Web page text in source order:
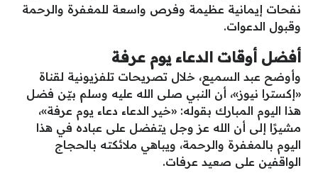
نفحات إيمانية عظيمة وفرص واسعة للمغفرة والرحمة
وقبول الدعوات.
أفضل أوقات الدعاء يوم عرفة
وأوضح عبد السميع، خلال تصريحات تلفزيونية لقناة
«إكسترا نيوز»، أن النبي صلى الله عليه وسلم بيّن فضل
هذا اليوم المبارك بقوله: «خير الدعاء دعاء يوم عرفة»،
مشيرًا إلى أن الله عز وجل يتفضل على عباده في هذا
اليوم بالمغفرة والرحمة، ويباهي ملائكته بالحجاج
الواقفين على صعيد عرفات.